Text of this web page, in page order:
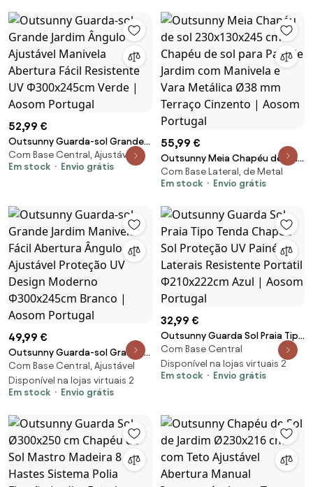
Marrom | Aosom Portugal
52,99 €
Outsunny Guarda-sol Grande
Jardim Ângulo Ajustável
Manivela Abertura Fácil
Com Base Central, Ajustável
Em stock
Envio grátis
55,99 €
Outsunny Meia Chapéu de sol
230x130x245 cm Chapéu de sol
para Parede Jardim com
mm Terraço Cinzento | Aosom
Portugal
Com Base Lateral, de Metal
Em stock
Envio grátis
49,99 €
Outsunny Guarda-sol Grande
Jardim Manivela Fácil Abertura
Ângulo Ajustável Proteção UV
Design Moderno Φ300x245cm
Com Base Central, Ajustável
Disponível na lojas virtuais 2
Em stock
Envio grátis
32,99 €
Outsunny Guarda Sol Praia Tipo
Tenda Chapéu Sol Proteção UV
Painéis Laterais Resistente
Portátil Φ210x222cm Azul |
Com Base Central
Disponível na lojas virtuais 2
Em stock
Envio grátis